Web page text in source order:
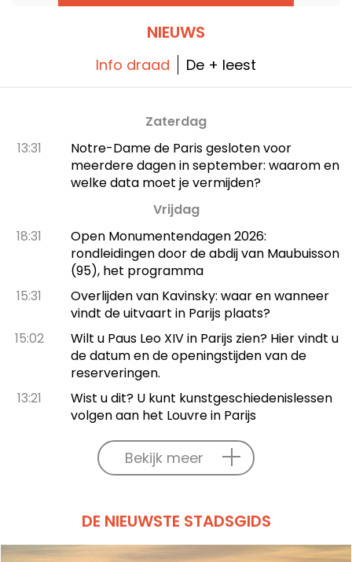
NIEUWS
Info draad De + leest
Zaterdag
13:31
Notre-Dame de Paris gesloten voor
meerdere dagen in september: waarom en
welke data moet je vermijden?
Vrijdag
18:31
Open Monumentendagen 2026:
rondleidingen door de abdij van Maubuisson
(95), het programma
15:31
Overlijden van Kavinsky: waar en wanneer
vindt de uitvaart in Parijs plaats?
15:02
Wilt u Paus Leo XIV in Parijs zien? Hier vindt u
de datum en de openingstijden van de
reserveringen.
13:21
Wist u dit? U kunt kunstgeschiedenislessen
volgen aan het Louvre in Parijs
Bekijk meer
DE NIEUWSTE STADSGIDS